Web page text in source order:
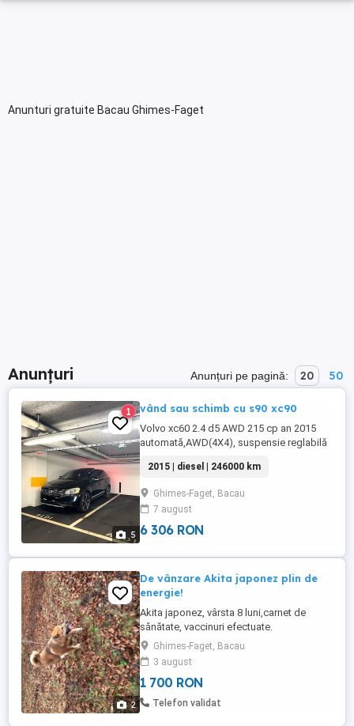
Anunturi gratuite Bacau Ghimes-Faget
Anunțuri Anunțuri pe pagină: 20 50
5
1 vând sau schimb cu s90 xc90
Volvo xc60 2.4 d5 AWD 215 cp an 2015
automată,AWD(4X4), suspensie reglabilă
parbriz,oglinzi electrice încălzite și pliabile
electric, cu sistem anti orbire,navigație,
sistem audio Harman Kardon, interior
piele în două culori, scaune încălzite
reglabile electric, ...
2015 | diesel | 246000 km
Ghimes-Faget, Bacau
7 august
6 306 RON
2
De vânzare Akita japonez plin de
energie!
Akita japonez, vârsta 8 luni,carnet de
sănătate, vaccinuri efectuate.
Ghimes-Faget, Bacau
3 august
1 700 RON
Telefon validat